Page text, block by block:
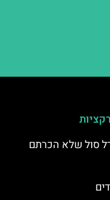
סול שלא הכרתם